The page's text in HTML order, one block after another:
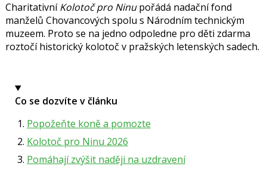
CharitativníKolotoč pro Ninupořádá nadační fond
manželů Chovancových spolu s Národním technickým
muzeem. Proto se na jedno odpoledne pro děti zdarma
roztočí historický kolotoč v pražských letenských sadech.
Co se dozvíte v článku
Popožeňte koně a pomozte
Kolotoč pro Ninu 2026
Pomáhají zvýšit naději na uzdravení